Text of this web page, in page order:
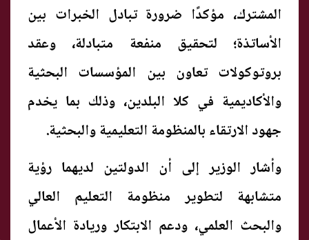
المشترك، مؤكدًا ضرورة تبادل الخبرات بين
الأساتذة؛ لتحقيق منفعة متبادلة، وعقد
بروتوكولات تعاون بين المؤسسات البحثية
والأكاديمية في كلا البلدين، وذلك بما يخدم
جهود الارتقاء بالمنظومة التعليمية والبحثية.
وأشار الوزير إلى أن الدولتين لديهما رؤية
متشابهة لتطوير منظومة التعليم العالي
والبحث العلمي، ودعم الابتكار وريادة الأعمال